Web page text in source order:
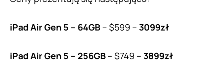
iPad Air Gen 5 – 64GB – $599 – 3099zł
iPad Air Gen 5 – 256GB – $749 – 3899zł